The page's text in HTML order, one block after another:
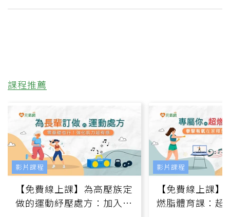
課程推薦
【免費線上課】為高壓族定
做的運動紓壓處方：加入行
影片課程
【免費線上課
燃脂體育課：超
影片課程